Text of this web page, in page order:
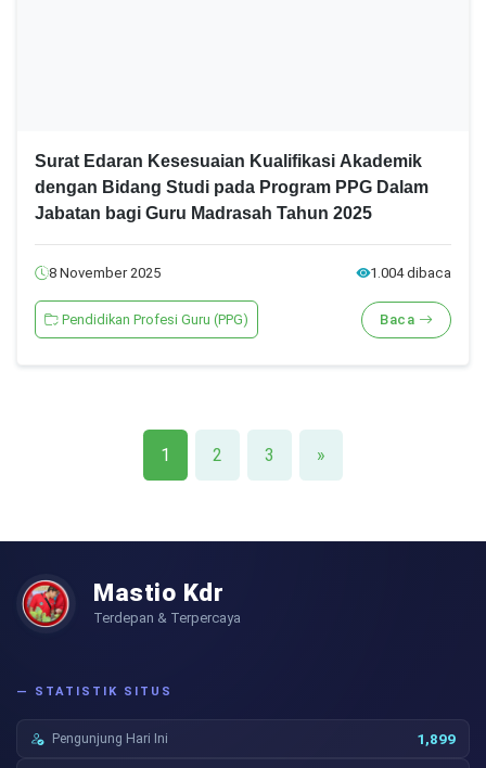
Surat Edaran Kesesuaian Kualifikasi Akademik
dengan Bidang Studi pada Program PPG Dalam
Jabatan bagi Guru Madrasah Tahun 2025
8 November 2025 1.004 dibaca
Pendidikan Profesi Guru (PPG) Baca
1 2 3 »
Mastio Kdr
Terdepan & Terpercaya
— STATISTIK SITUS
Pengunjung Hari Ini 1,899